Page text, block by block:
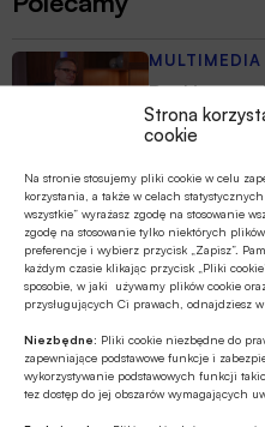
Strona
cookie
Na stronie stosujemy pliki cookie w celu
korzystania, a także w celach
wszystkie” wyrażasz zgodę na stosowanie
zgodę na stosowanie tylko niektórych
preferencje i wybierz przycisk „Zapisz”.
każdym czasie klikając przycisk „Pliki
sposobie, w jaki używamy plików cookie
przysługujących Ci prawach, odnajdziesz w
Niezbędne: Pliki cookie niezbędne do
zapewniające podstawowe funkcje i
wykorzystywanie podstawowych funkcji
tez dostęp do jej obszarów wymagających
MULTIMEDIA
Banki
przemysł
ESG
Zielone
Z RYNKU
MULTIMEDIA